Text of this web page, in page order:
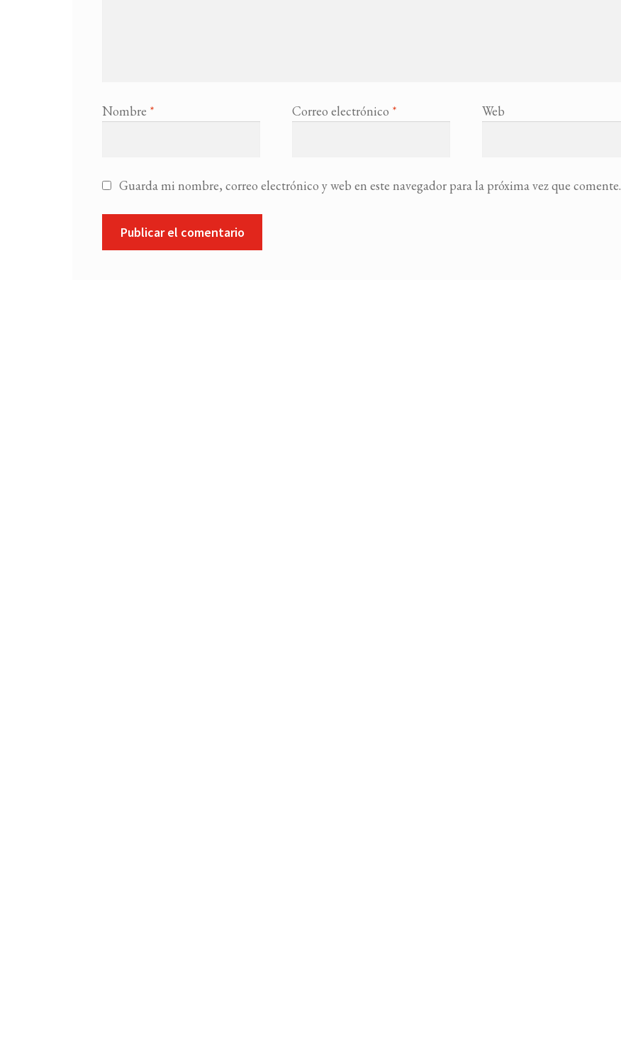
Nombre * Correo electrónico * Web
Guarda mi nombre, correo electrónico y web en este navegador para la próxima vez que comente.